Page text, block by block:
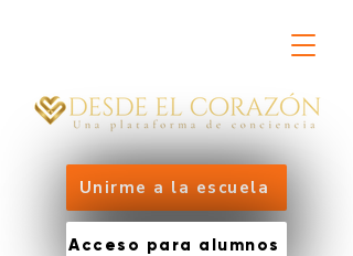
Unirme a la escuela
Acceso para alumnos